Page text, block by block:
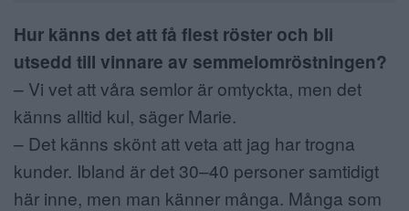
Hur känns det att få flest röster och bli
utsedd till vinnare av semmelomröstningen?
– Vi vet att våra semlor är omtyckta, men det
känns alltid kul, säger Marie.
– Det känns skönt att veta att jag har trogna
kunder. Ibland är det 30–40 personer samtidigt
här inne, men man känner många. Många som